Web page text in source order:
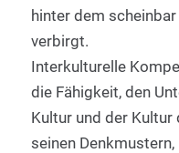
hinter dem
verbirgt.
Interkulturelle
die Fähigkeit, den
Kultur und der Kultur
seinen